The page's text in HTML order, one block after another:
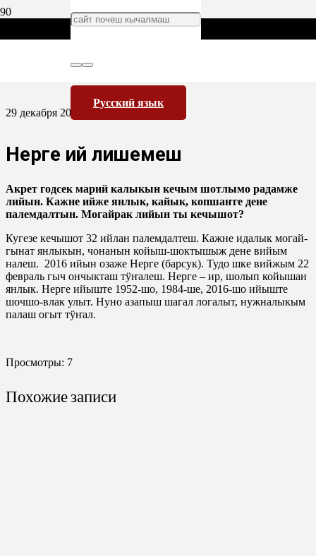
Русский язык
29 декабря 2015
Нерге ий лишемеш
Акрет годсек марий калыкын кечым шотлымо радамже
лийын. Кажне ийже янлык, кайык, копшаҥге дене
палемдалтын. Могайрак лийын ты кечышот?
Кугезе кечышот 32 ийлан палемдалтеш. Кажне идалык могай-
гынат янлыкын, чонанын койыш-шоктышыж дене вийым
налеш. 2016 ийын озаже Нерге (барсук). Тудо шке вийжым 22
февраль гыч ончыкташ тӱҥалеш. Нерге – ир, шолып койышан
янлык. Нерге ийыште 1952-шо, 1984-ше, 2016-шо ийыште
шочшо-влак улыт. Нуно азапыш шагал логалыт, нужналыкым
палаш огыт тӱҥал.
Просмотры: 7
Похожие записи